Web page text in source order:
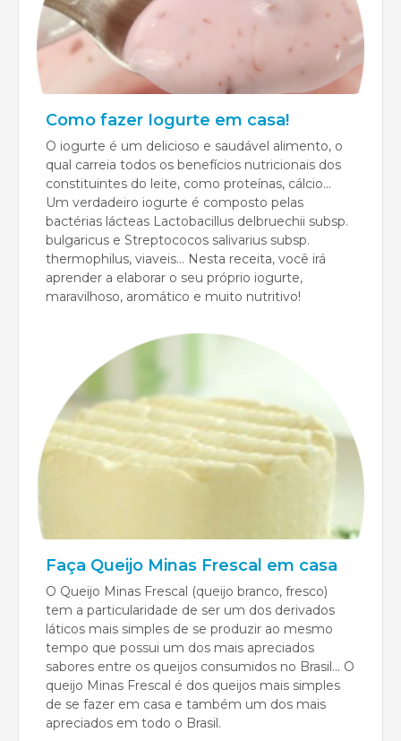
Como fazer Iogurte em casa!
O iogurte é um delicioso e saudável alimento, o
qual carreia todos os benefícios nutricionais dos
constituintes do leite, como proteínas, cálcio...
Um verdadeiro iogurte é composto pelas
bactérias lácteas Lactobacillus delbruechii subsp.
bulgaricus e Streptococos salivarius subsp.
thermophilus, viaveis... Nesta receita, você irá
aprender a elaborar o seu próprio iogurte,
maravilhoso, aromático e muito nutritivo!
Faça Queijo Minas Frescal em casa
O Queijo Minas Frescal (queijo branco, fresco)
tem a particularidade de ser um dos derivados
láticos mais simples de se produzir ao mesmo
tempo que possui um dos mais apreciados
sabores entre os queijos consumidos no Brasil... O
queijo Minas Frescal é dos queijos mais simples
de se fazer em casa e também um dos mais
apreciados em todo o Brasil.